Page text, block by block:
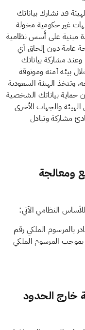
قد نشارك بياناتك
غير حكومية مخولة
مبنية على أُسس نظامية
عامة دون إلحاق أي
مشاركة بياناتك
بيئة آمنة وموثوقة
وتتخذ الهيئة السعودية
بياناتك الشخصية
الهيئة والجهات الأخرى
مشاركة وتبادل
ومعالجة
النظامي الآتي:
بالمرسوم الملكي رقم
هـ والمعدل بموجب المرسوم الملكي
خارج الحدود